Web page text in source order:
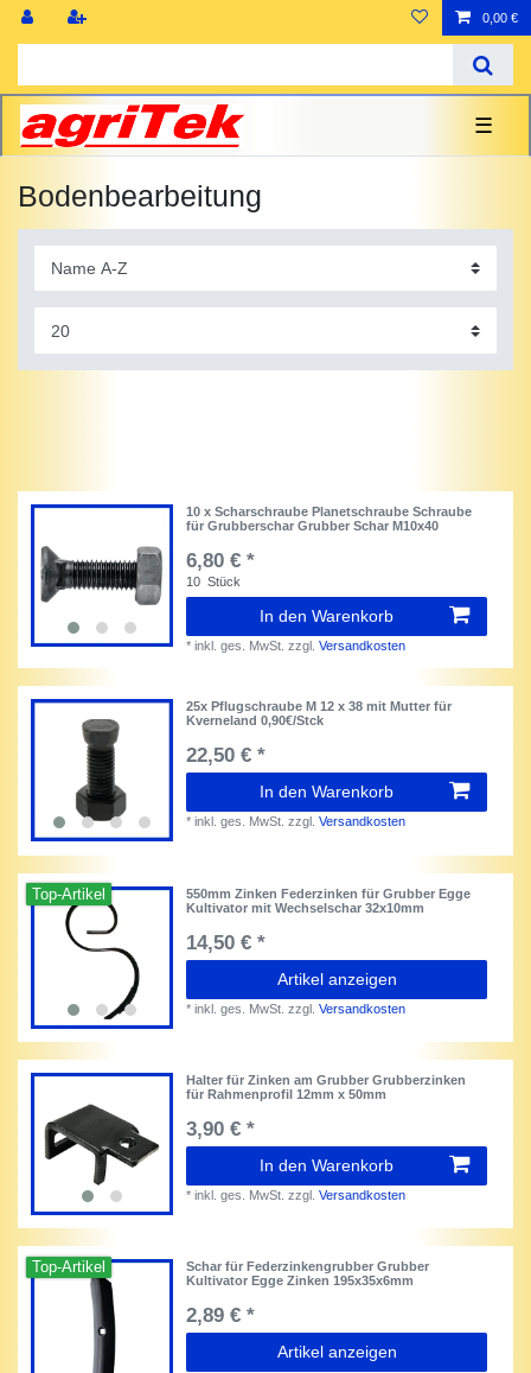
0,00 €
☰
Bodenbearbeitung
10 x Scharschraube Planetschraube Schraube
für Grubberschar Grubber Schar M10x40
6,80 € *
10 Stück
In den Warenkorb
*inkl. ges. MwSt. zzgl.Versandkosten
25x Pflugschraube M 12 x 38 mit Mutter für
Kverneland 0,90€/Stck
22,50 € *
In den Warenkorb
*inkl. ges. MwSt. zzgl.Versandkosten
Top-Artikel
550mm Zinken Federzinken für Grubber Egge
Kultivator mit Wechselschar 32x10mm
14,50 € *
Artikel anzeigen
*inkl. ges. MwSt. zzgl.Versandkosten
Halter für Zinken am Grubber Grubberzinken
für Rahmenprofil 12mm x 50mm
3,90 € *
In den Warenkorb
*inkl. ges. MwSt. zzgl.Versandkosten
Top-Artikel
Schar für Federzinkengrubber Grubber
Kultivator Egge Zinken 195x35x6mm
2,89 € *
Artikel anzeigen